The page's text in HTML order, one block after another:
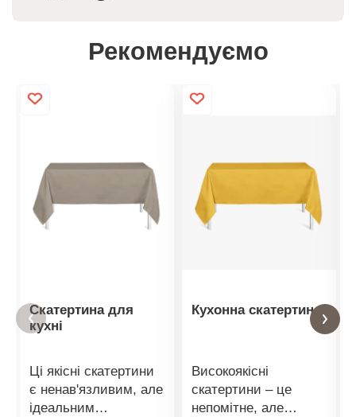
Рекомендуємо
Скатертина для
кухні
Ці якісні скатертини
є ненав'язливим, але
ідеальним
Кухонна скатертина
Високоякісні
скатертини – це
непомітне, але